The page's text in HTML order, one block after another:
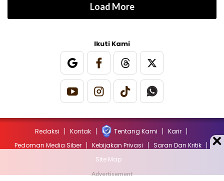
Load More
Ikuti Kami
Redaksi Kontak Tentang Kami
Karir
Pedoman Media Siber
Kebijakan Privasi
Saran Dan Kritik
Site Map